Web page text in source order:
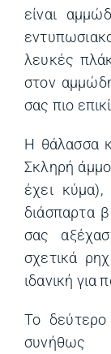
είναι
λευκές
στον
σας πιο
Η θάλασσα
Σκληρή
έχει
διάσπαρτα
σας
σχετικά
ιδανική για
Το
συνήθως